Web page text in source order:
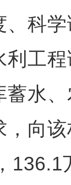
、科
利工
蓄水
，向
136.1